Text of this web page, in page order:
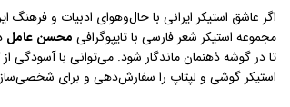
مجموعه استیکر شعر فارسی با تایپوگرافی محسن عامل
استیکر گوشی و لپتاپ را سفارش‌دهی و برای شخصی‌سازی ابزارهایت از آن استفاده کنی.